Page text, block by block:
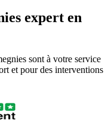
expert en
sont à votre service
et pour des interventions